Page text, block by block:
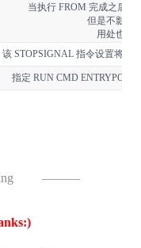
当执行 FROM 完成之后
但是不影响
用处也不
该 STOPSIGNAL 指令设置将发
指定 RUN CMD
———